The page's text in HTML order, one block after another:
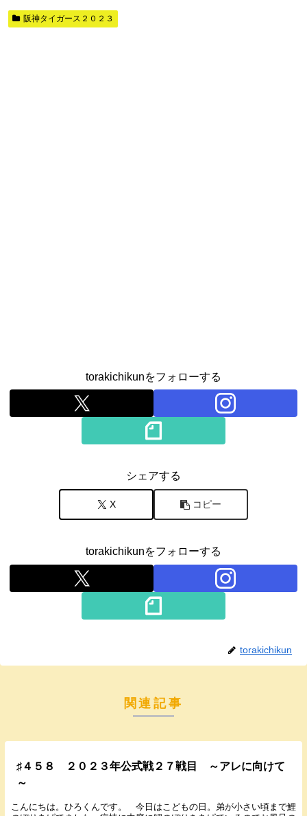
阪神タイガース２０２３
torakichikunをフォローする
シェアする
X コピー
torakichikunをフォローする
torakichikun
関連記事
♯４５８ ２０２３年公式戦２７戦目 ～アレに向けて
～
こんにちは。ひろくんです。 今日はこどもの日。弟が小さい頃まで鯉